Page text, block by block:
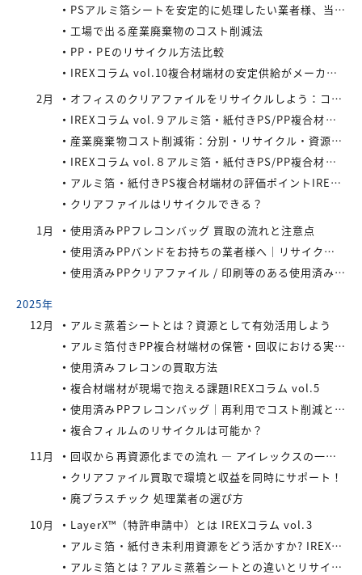
PSアルミ箔シートを安定的に処理したい業者様、当社が買い取ります！
工場で出る産業廃棄物のコスト削減法
PP・PEのリサイクル方法比較
IREXコラム vol.10複合材端材の安定供給がメーカーにもたらすメリット
2月
オフィスのクリアファイルをリサイクルしよう：コストと環境負荷を同時に減らす方法
IREXコラム vol.９アルミ箔・紙付きPS/PP複合材端材の回収スキームと全国対応体制
産業廃棄物コスト削減術：分別・リサイクル・資源化の徹底活用
IREXコラム vol.８アルミ箔・紙付きPS/PP複合材端材をより高く評価するために現場でできること
アルミ箔・紙付きPS複合材端材の評価ポイントIREXコラム vol.7
クリアファイルはリサイクルできる？
1月
使用済みPPフレコンバッグ 買取の流れと注意点
使用済みPPバンドをお持ちの業者様へ｜リサイクル・買取対応中
使用済みPPクリアファイル / 印刷等のある使用済みPPクリアファイルの再資源化とリサイクル方法
2025年
12月
アルミ蒸着シートとは？資源として有効活用しよう
アルミ箔付きPP複合材端材の保管・回収における実務上のポイントIREXコラム vol.6
使用済みフレコンの買取方法
複合材端材が現場で抱える課題IREXコラム vol.5
使用済みPPフレコンバッグ｜再利用でコスト削減と環境負荷軽減を実現
複合フィルムのリサイクルは可能か？
11月
回収から再資源化までの流れ ― アイレックスの一貫処理体制 IREXコラム vol.4
クリアファイル買取で環境と収益を同時にサポート！
廃プラスチック 処理業者の選び方
10月
LayerX™（特許申請中）とは IREXコラム vol.3
アルミ箔・紙付き未利用資源をどう活かすか? IREXコラム vol.2
アルミ箔とは？アルミ蒸着シートとの違いとリサイクルの取り組み